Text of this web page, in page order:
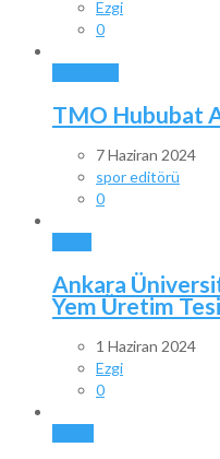
Ezgi
0
TMO Hububat
7 Haziran 2024
spor editörü
0
Ankara
Yem Üretim
1 Haziran 2024
Ezgi
0